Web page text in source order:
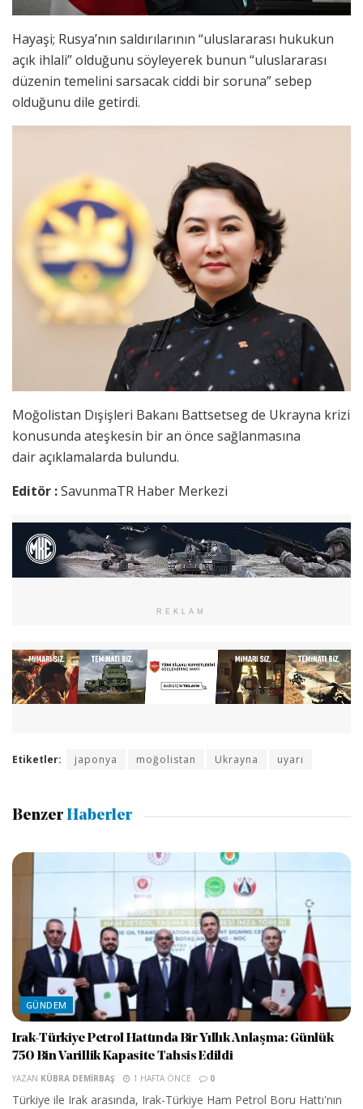
Hayaşi; Rusya’nın saldırılarının “uluslararası hukukun
açık ihlali” olduğunu söyleyerek bunun “uluslararası
düzenin temelini sarsacak ciddi bir soruna” sebep
olduğunu dile getirdi.
Moğolistan Dışişleri Bakanı Battsetseg de Ukrayna krizi
konusunda ateşkesin bir an önce sağlanmasına
dair açıklamalarda bulundu.
Editör :SavunmaTR Haber Merkezi
REKLAM
Etiketler: japonya moğolistan Ukrayna uyarı
Benzer Haberler
GÜNDEM
Irak-Türkiye Petrol Hattında Bir Yıllık Anlaşma: Günlük
750 Bin Varillik Kapasite Tahsis Edildi
YAZAN KÜBRA DEMIRBAŞ 1 HAFTA ÖNCE 0
Türkiye ile Irak arasında, Irak-Türkiye Ham Petrol Boru Hattı'nın